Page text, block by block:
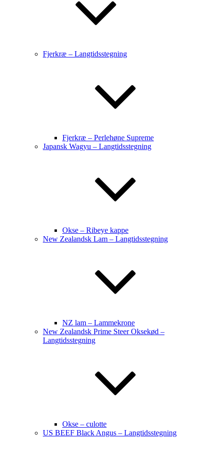
Fjerkræ – Langtidsstegning
Fjerkræ – Perlehøne Supreme
Japansk Wagyu – Langtidsstegning
Okse – Ribeye kappe
New Zealandsk Lam – Langtidsstegning
NZ lam – Lammekrone
New Zealandsk Prime Steer Oksekød –
Langtidsstegning
Okse – culotte
US BEEF Black Angus – Langtidsstegning